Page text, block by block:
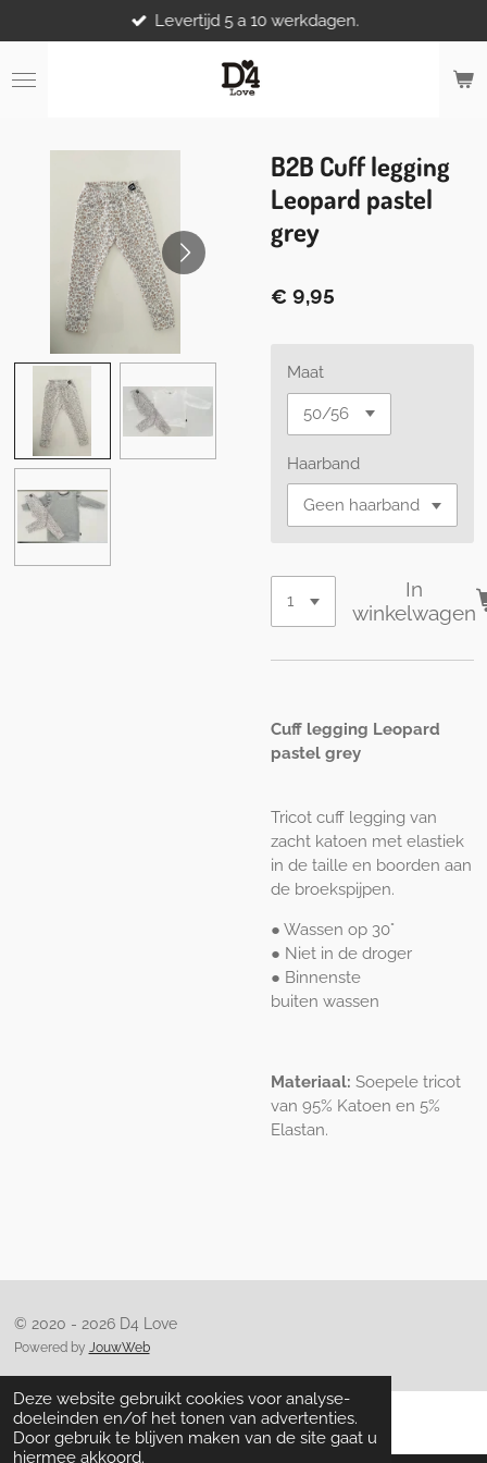
Deze website gebruikt cookies voor analyse-
doeleinden en/of het tonen van advertenties.
Door gebruik te blijven maken van de site gaat u
hiermee akkoord.
direct
naar
de
Levertijd 5 a 10 werkdagen.
B2B Cuff legging
Leopard pastel
grey
€ 9,95
Maat
Haarband
In
winkelwagen
Cuff legging Leopard
pastel grey
Tricot cuff legging van
zacht katoen met elastiek
in de taille en boorden aan
de broekspijpen.
● Wassen op 30°
● Niet in de droger
● Binnenste
buiten wassen
Materiaal: Soepele tricot
van 95% Katoen en 5%
Elastan.
© 2020 - 2026 D4 Love
Powered by JouwWeb